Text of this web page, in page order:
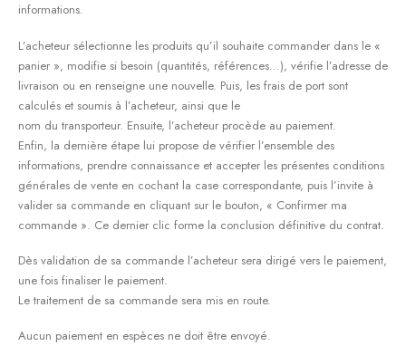
informations.
L’acheteur sélectionne les produits qu’il souhaite commander dans le «
panier », modifie si besoin (quantités, références…), vérifie l’adresse de
livraison ou en renseigne une nouvelle. Puis, les frais de port sont
calculés et soumis à l’acheteur, ainsi que le
nom du transporteur. Ensuite, l’acheteur procède au paiement.
Enfin, la dernière étape lui propose de vérifier l’ensemble des
informations, prendre connaissance et accepter les présentes conditions
générales de vente en cochant la case correspondante, puis l’invite à
valider sa commande en cliquant sur le bouton, « Confirmer ma
commande ». Ce dernier clic forme la conclusion définitive du contrat.
Dès validation de sa commande l’acheteur sera dirigé vers le paiement,
une fois finaliser le paiement.
Le traitement de sa commande sera mis en route.
Aucun paiement en espèces ne doit être envoyé.